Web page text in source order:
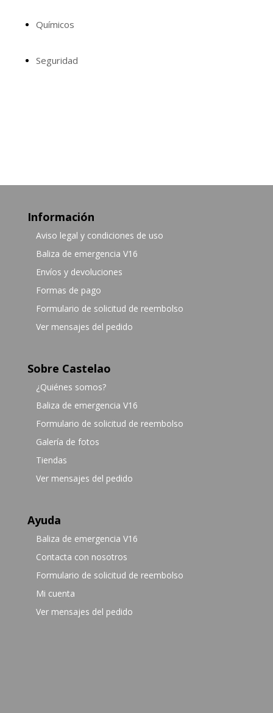
Químicos
Seguridad
Información
Aviso legal y condiciones de uso
Baliza de emergencia V16
Envíos y devoluciones
Formas de pago
Formulario de solicitud de reembolso
Ver mensajes del pedido
Sobre Castelao
¿Quiénes somos?
Baliza de emergencia V16
Formulario de solicitud de reembolso
Galería de fotos
Tiendas
Ver mensajes del pedido
Ayuda
Baliza de emergencia V16
Contacta con nosotros
Formulario de solicitud de reembolso
Mi cuenta
Ver mensajes del pedido